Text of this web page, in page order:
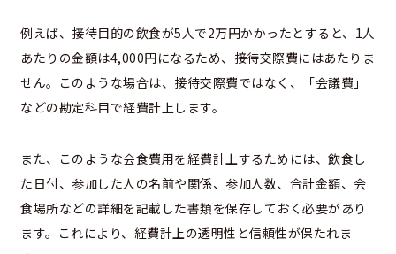
例えば、接待目的の飲食が5人で2万円かかったとすると、1人
あたりの金額は4,000円になるため、接待交際費にはあたりま
せん。このような場合は、接待交際費ではなく、「会議費」
などの勘定科目で経費計上します。
また、このような会食費用を経費計上するためには、飲食し
た日付、参加した人の名前や関係、参加人数、合計金額、会
食場所などの詳細を記載した書類を保存しておく必要があり
ます。これにより、経費計上の透明性と信頼性が保たれま